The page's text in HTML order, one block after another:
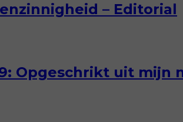
– Editorial
Opgeschrikt uit mijn